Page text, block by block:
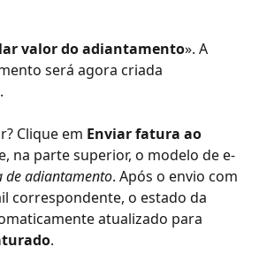
valor do adiantamento». A
será agora criada
Clique em Enviar fatura ao
na parte superior, o modelo de e-
de adiantamento. Após o envio com
correspondente, o estado da
atualizado para
.